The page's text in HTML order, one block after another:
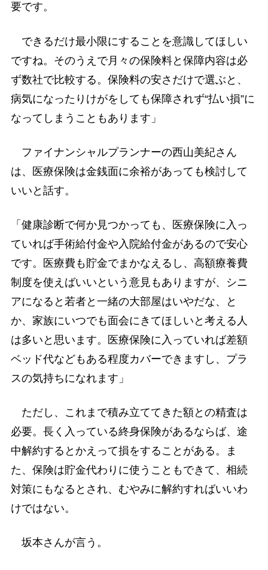
要です。
できるだけ最小限にすることを意識してほしい
ですね。そのうえで月々の保険料と保障内容は必
ず数社で比較する。保険料の安さだけで選ぶと、
病気になったりけがをしても保障されず“払い損”に
なってしまうこともあります」
ファイナンシャルプランナーの西山美紀さん
は、医療保険は金銭面に余裕があっても検討して
いいと話す。
「健康診断で何か見つかっても、医療保険に入っ
ていれば手術給付金や入院給付金があるので安心
です。医療費も貯金でまかなえるし、高額療養費
制度を使えばいいという意見もありますが、シニ
アになると若者と一緒の大部屋はいやだな、と
か、家族にいつでも面会にきてほしいと考える人
は多いと思います。医療保険に入っていれば差額
ベッド代などもある程度カバーできますし、プラ
スの気持ちになれます」
ただし、これまで積み立ててきた額との精査は
必要。長く入っている終身保険があるならば、途
中解約するとかえって損をすることがある。ま
た、保険は貯金代わりに使うこともできて、相続
対策にもなるとされ、むやみに解約すればいいわ
けではない。
坂本さんが言う。